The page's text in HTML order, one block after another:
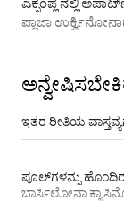
ಎಕ್ಸಂಪ್ಲೆ ನಲ್ಲಿ
ಪ್ಲಾಜಾ
ಇತರ ರೀತಿಯ
ಬಾರ್ಸಿಲೋನಾ